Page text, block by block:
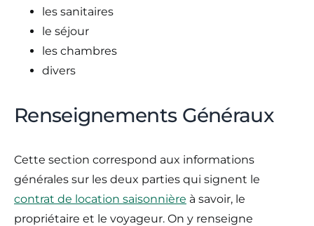
les sanitaires
le séjour
les chambres
divers
Renseignements Généraux
Cette section correspond aux informations
générales sur les deux parties qui signent le
contrat de location saisonnière à savoir, le
propriétaire et le voyageur. On y renseigne